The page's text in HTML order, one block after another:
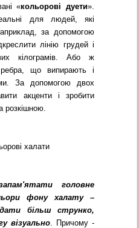
«кольорові дуети».
для людей, які
за допомогою
лінію грудей і
кілограмів. Або ж
що випирають і
За допомогою двох
акценти і зробити
розкішною.
головне
фону халату –
більш струнко,
візуально. Причому -